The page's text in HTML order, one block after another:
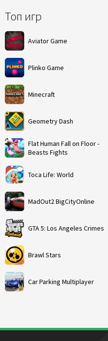
Топ игр
Aviator Game
Plinko Game
Minecraft
Geometry Dash
Flat Human Fall on Floor -
Beasts Fights
Toca Life: World
MadOut2 BigCityOnline
GTA 5: Los Angeles Crimes
Brawl Stars
Car Parking Multiplayer